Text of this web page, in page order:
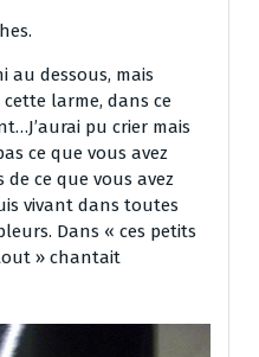
au dessous, mais
larme, dans ce
pu crier mais
ce que vous avez
de ce que vous avez
vivant dans toutes
Dans « ces petits
» chantait